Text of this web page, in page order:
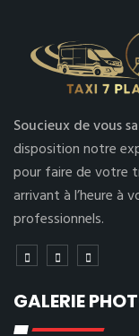
Soucieux de vous
disposition notre
pour faire de votre
arrivant à l’heure à
professionnels.
GALERIE